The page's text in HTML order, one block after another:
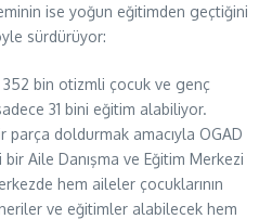
ise yoğun eğitimden geçtiğini
sürdürüyor:
352 bin otizmli çocuk ve genç
31 bini eğitim alabiliyor.
parça doldurmak amacıyla OGAD
bir Aile Danışma ve Eğitim Merkezi
hem aileler çocuklarının
ve eğitimler alabilecek hem